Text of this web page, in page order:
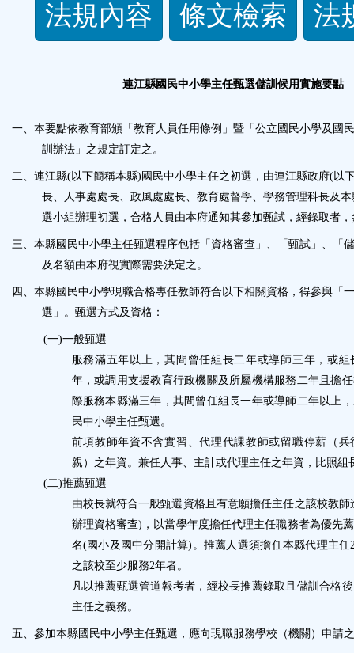
規
能
按
區
法規內容 條文檢索 法
連江縣國民中小學主任甄選儲訓候用實施要點
一、 本要點依教育部頒「教育人員任用條例」暨「公立國民小學及國
訓辦法」之規定訂定之。
二、 連江縣(以下簡稱本縣)國民中小學主任之初選，由連江縣政府(以
長、人事處處長、政風處處長、 教育處督學、學務管理科長及
選小組辦理初選，合格人員由本府通知其參加甄試，經錄取者
三、 本縣國民中小學主任甄選程序包括「資格審查」、「甄試」、「
及名額由本府視實際需要決定之。
四、 本縣國民中小學現職合格專任教師符合以下相關資格，得參與「
選」。甄選方式及資格：
(一)一般甄選
服務滿五年以上，其間曾任組長二年或導師三年，或
年，或調用支援教育行政機關及所屬機構服務二年且擔
際服務本縣滿三年，其間曾任組長一年或導師二年以上
民中小學主任甄選。
前項教師年資不含實習、代理代課教師或留職停薪（
親）之年資。兼任人事、主計或代理主任之年資，比照組
(二)推薦甄選
由校長就符合一般甄選資格且有意願擔任主任之該校教師
辦理資格審查) ，以當學年度擔任代理主任職務者為優先
名(國小及國中分開計算)。推薦人選須擔任本縣代理主任
之該校至少服務2年者。
凡以推薦甄選管道報考者，經校長推薦錄取且儲訓合格
主任之義務。
五、 參加本縣國民中小學主任甄選，應向現職服務學校（機關）申請